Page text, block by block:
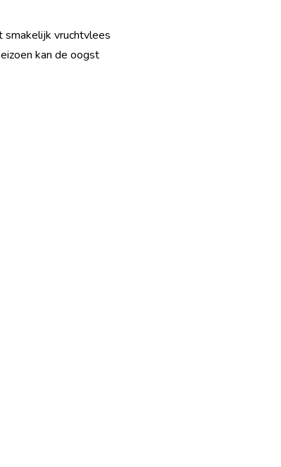
smakelijk vruchtvlees
kan de oogst